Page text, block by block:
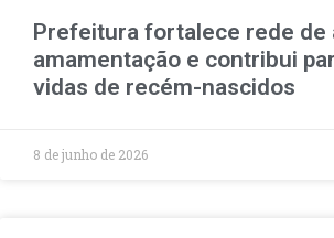
Prefeitura fortalece rede de
amamentação e contribui
vidas de recém-nascidos
8 de junho de 2026